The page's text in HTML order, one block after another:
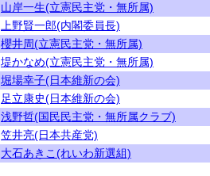
山岸一生(立憲民主党・無所属)
上野賢一郎(内閣委員長)
櫻井周(立憲民主党・無所属)
堤かなめ(立憲民主党・無所属)
堀場幸子(日本維新の会)
足立康史(日本維新の会)
浅野哲(国民民主党・無所属クラブ)
笠井亮(日本共産党)
大石あきこ(れいわ新選組)